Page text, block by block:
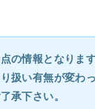
の情報となりま
扱い有無が変わ
承下さい。